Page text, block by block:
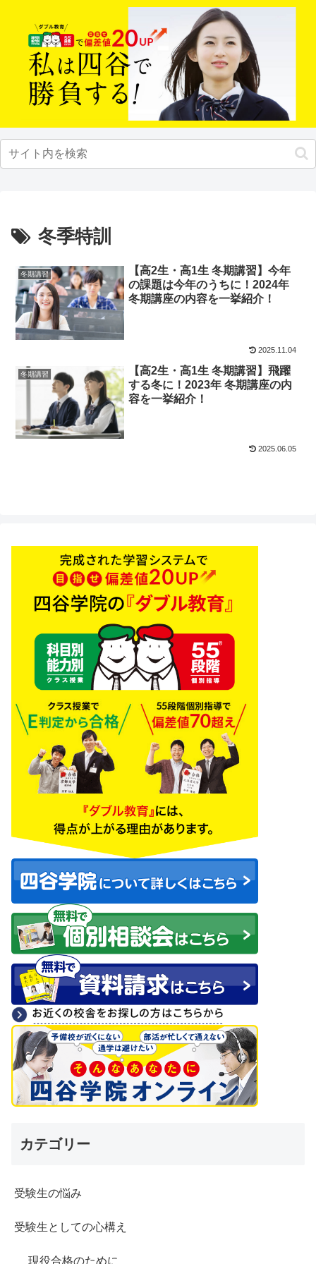
冬季特訓
冬期講習
【高2生・高1生 冬期講習】今年
の課題は今年のうちに！2024年
冬期講座の内容を一挙紹介！
2025.11.04
冬期講習
【高2生・高1生 冬期講習】飛躍
する冬に！2023年 冬期講座の内
容を一挙紹介！
2025.06.05
カテゴリー
受験生の悩み
受験生としての心構え
現役合格のために